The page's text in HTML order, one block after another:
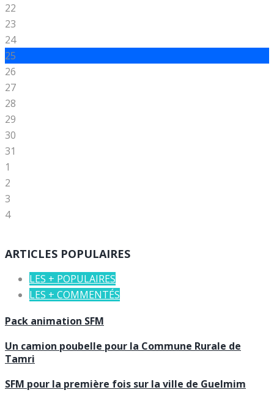
22
23
24
25
26
27
28
29
30
31
1
2
3
4
ARTICLES POPULAIRES
LES + POPULAIRES
LES + COMMENTÉS
Pack animation SFM
Un camion poubelle pour la Commune Rurale de
Tamri
SFM pour la première fois sur la ville de Guelmim